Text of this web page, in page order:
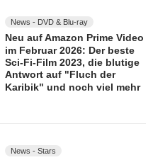
News - DVD & Blu-ray
Neu auf Amazon Prime Video
im Februar 2026: Der beste
Sci-Fi-Film 2023, die blutige
Antwort auf "Fluch der
Karibik" und noch viel mehr
News - Stars